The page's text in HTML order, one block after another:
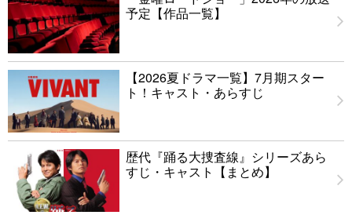
予定【作品一覧】
【2026夏ドラマ一覧】7月期スター
ト！キャスト・あらすじ
歴代『踊る大捜査線』シリーズあら
すじ・キャスト【まとめ】